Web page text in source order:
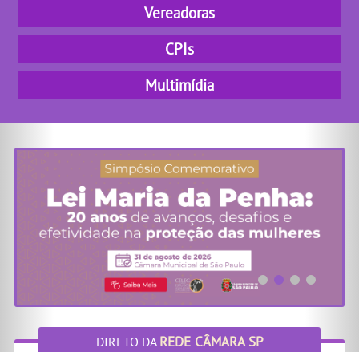
Vereadoras
CPIs
Multimídia
DIRETO DA REDE CÂMARA SP